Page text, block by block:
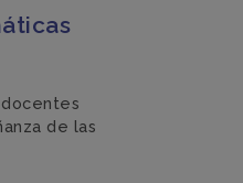
de las